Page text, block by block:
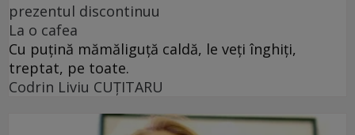
prezentul discontinuu
La o cafea
Cu puţină mămăliguţă caldă, le veţi înghiţi,
treptat, pe toate.
Codrin Liviu CUŢITARU